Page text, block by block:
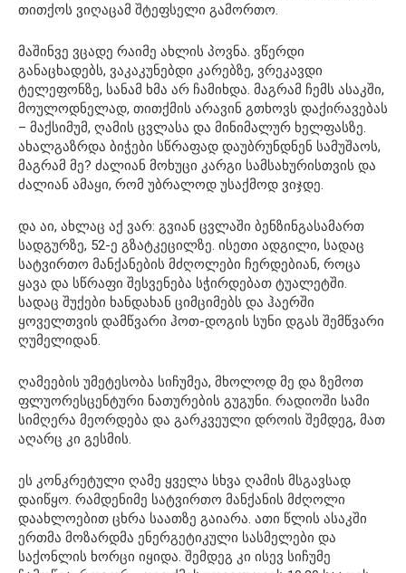
თითქოს ვიღაცამ შტეფსელი გამორთო.
მაშინვე ვცადე რაიმე ახლის პოვნა. ვწერდი
განაცხადებს, ვაკაკუნებდი კარებზე, ვრეკავდი
ტელეფონზე, სანამ ხმა არ ჩამიხდა. მაგრამ ჩემს ასაკში,
მოულოდნელად, თითქმის არავინ გთხოვს დაქირავებას
– მაქსიმუმ, ღამის ცვლასა და მინიმალურ ხელფასზე.
ახალგაზრდა ბიჭები სწრაფად დაუბრუნდნენ სამუშაოს,
მაგრამ მე? ძალიან მოხუცი კარგი სამსახურისთვის და
ძალიან ამაყი, რომ უბრალოდ უსაქმოდ ვიჯდე.
და აი, ახლაც აქ ვარ: გვიან ცვლაში ბენზინგასამართ
სადგურზე, 52-ე გზატკეცილზე. ისეთი ადგილი, სადაც
სატვირთო მანქანების მძღოლები ჩერდებიან, როცა
ყავა და სწრაფი შესვენება სჭირდებათ ტუალეტში.
სადაც შუქები ხანდახან ციმციმებს და ჰაერში
ყოველთვის დამწვარი ჰოთ-დოგის სუნი დგას შემწვარი
ღუმელიდან.
ღამეების უმეტესობა სიჩუმეა, მხოლოდ მე და ზემოთ
ფლუორესცენტური ნათურების გუგუნი. რადიოში სამი
სიმღერა მეორდება და გარკვეული დროის შემდეგ, მათ
აღარც კი გესმის.
ეს კონკრეტული ღამე ყველა სხვა ღამის მსგავსად
დაიწყო. რამდენიმე სატვირთო მანქანის მძღოლი
დაახლოებით ცხრა საათზე გაიარა. ათი წლის ასაკში
ერთმა მოზარდმა ენერგეტიკული სასმელები და
საქონლის ხორცი იყიდა. შემდეგ კი ისევ სიჩუმე